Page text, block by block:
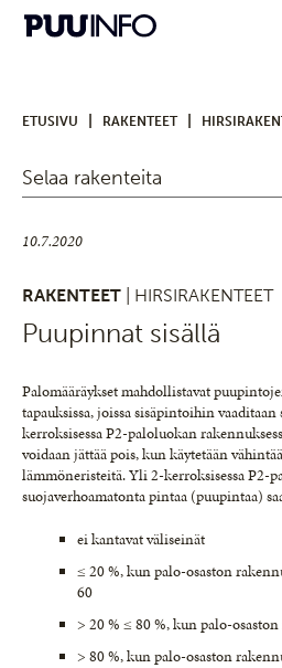
ETUSIVU RAKENTEET
Selaa rakenteita
10.7.2020
RAKENTEET | HIRSIRAKENTEET
Puupinnat sisällä
Palomääräykset mahdollistavat
tapauksissa, joissa sisäpintoihin
kerroksisessa P2-paloluokan
voidaan jättää pois, kun käytetään
lämmöneristeitä. Yli 2-kerroksisessa P2-
suojaverhoamatonta pintaa (puupintaa)
ei kantavat
≤ 20 %, kun palo-osaston
60
> 20 % ≤ 80 %, kun palo-
> 80 %, kun palo-osaston